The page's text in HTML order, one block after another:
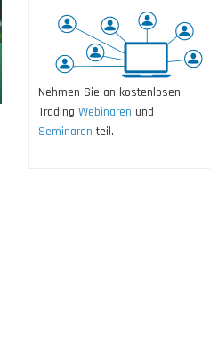
Nehmen Sie an kostenlosen
Trading Webinaren und
Seminaren teil.